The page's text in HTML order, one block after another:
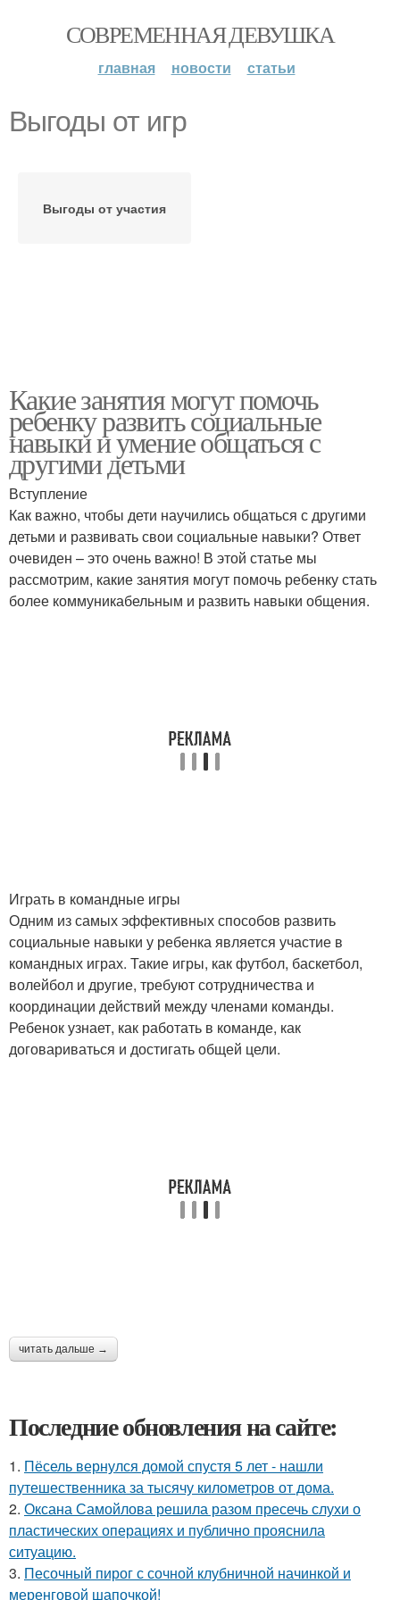
СОВРЕМЕННАЯ ДЕВУШКА
главная новости статьи
Выгоды от игр
Выгоды от участия
Какие занятия могут помочь
ребенку развить социальные
навыки и умение общаться с
другими детьми
Вступление
Как важно, чтобы дети научились общаться с другими
детьми и развивать свои социальные навыки? Ответ
очевиден – это очень важно! В этой статье мы
рассмотрим, какие занятия могут помочь ребенку стать
более коммуникабельным и развить навыки общения.
Играть в командные игры
Одним из самых эффективных способов развить
социальные навыки у ребенка является участие в
командных играх. Такие игры, как футбол, баскетбол,
волейбол и другие, требуют сотрудничества и
координации действий между членами команды.
Ребенок узнает, как работать в команде, как
договариваться и достигать общей цели.
читать дальше →
Последние обновления на сайте:
1. Пёсель вернулся домой спустя 5 лет - нашли
путешественника за тысячу километров от дома.
2. Оксана Самойлова решила разом пресечь слухи о
пластических операциях и публично прояснила
ситуацию.
3. Песочный пирог с сочной клубничной начинкой и
меренговой шапочкой!